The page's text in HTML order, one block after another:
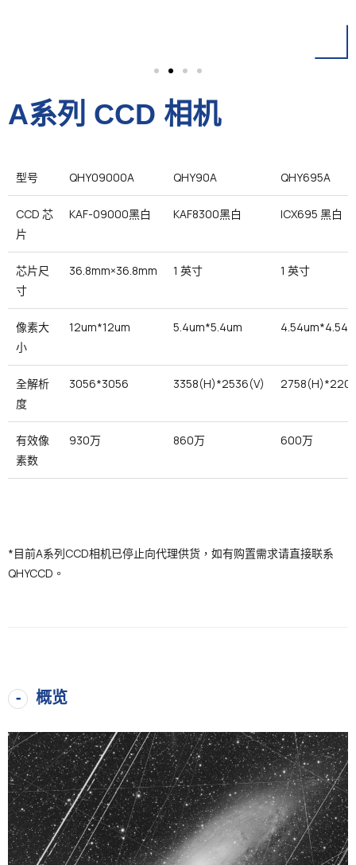
A系列 CCD 相机
型号 QHY09000A QHY90A QHY695A
CCD 芯
片
KAF-09000黑白 KAF8300黑白 ICX695 黑白
芯片尺
寸
36.8mm×36.8mm 1 英寸 1 英寸
像素大
小
12um*12um 5.4um*5.4um
全解析
度
3056*3056 3358(H)*2536(V)
有效像
素数
930万 860万 600万
*目前A系列CCD相机已停止向代理供货，如有购置需求请直接联系
QHYCCD。
概览